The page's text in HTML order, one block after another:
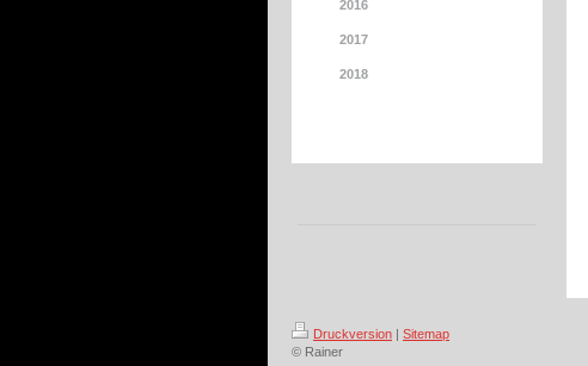
2016
2017
2018
Druckversion | Sitemap
© Rainer